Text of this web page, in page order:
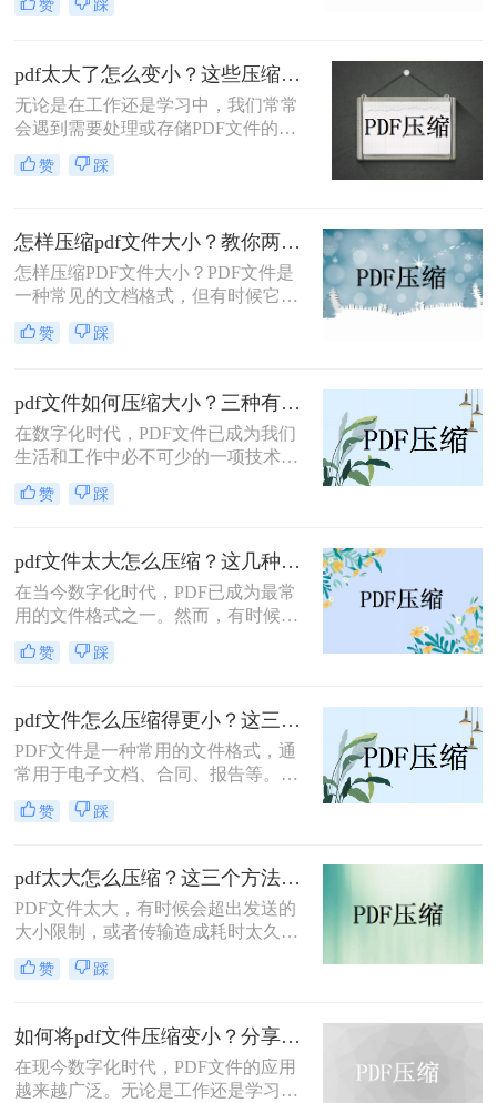
缩PDF文件的同时，还能确保其内容
性以及兼容性，受到了许多职场人士
的喜爱，因此使用频率也非常高；
赞 踩
pdf太大了怎么变小？这些压缩方法亲测实用！
无论是在工作还是学习中，我们常常
会遇到需要处理或存储PDF文件的情
况。然而，有时候我们会发现一些
PDF文件太大，导致无法方便地分享
文将为大家介绍pdf太大了怎么变小方
法，帮助大家解决这一问题。
赞 踩
怎样压缩pdf文件大小？教你两个转换办法！
怎样压缩PDF文件大小？PDF文件是
一种常见的文档格式，但有时候它们
的文件大小可能会很大，难以通过电
子邮件或其他方式共享。在这种情况
文件，一起来看一下吧。
赞 踩
pdf文件如何压缩大小？三种有效方法让你的PDF文件轻盈如燕！
在数字化时代，PDF文件已成为我们
生活和工作中必不可少的一项技术。
然而，有时候我们会遇到一个问题：
PDF文件太大了！这不仅占用了我们
载过程中，它会花费大量的时间和流
量。那么，pdf文件如何压缩大小呢？
下面我将为你介绍三种有效的方法。
赞 踩
pdf文件太大怎么压缩？这几种压缩方法效果很不错！
在当今数字化时代，PDF已成为最常
用的文件格式之一。然而，有时候我
们会遇到一个常见的问题：PDF文件
太大，导致传输缓慢或无法上传。那
件的大小呢？本文将为您详细介绍多
种pdf文件太大怎么压缩方法，帮助您
解决这一问题。立即行动起来，让我
们快速搞定这个大文件传输难题！
赞 踩
pdf文件怎么压缩得更小？这三种压缩方法快来学~
PDF文件是一种常用的文件格式，通
常用于电子文档、合同、报告等。由
于其包含大量的图像、文字和元数据
等信息，PDF文件的大小可能会比较
小PDF文件的大小，可以采取以下几
种方法，下面一起看看pdf文件怎么压
缩得更小吧。
赞 踩
pdf太大怎么压缩？这三个方法能帮助大家！
PDF文件太大，有时候会超出发送的
大小限制，或者传输造成耗时太久等
等原因，我们经常会想到要给PDF文
件做压缩，但是又苦于找不到好用的
呢？今天小编就分享给大家一些简单
好用的实用方法。
赞 踩
如何将pdf文件压缩变小？分享几个PDF压缩方法！
在现今数字化时代，PDF文件的应用
越来越广泛。无论是工作还是学习，